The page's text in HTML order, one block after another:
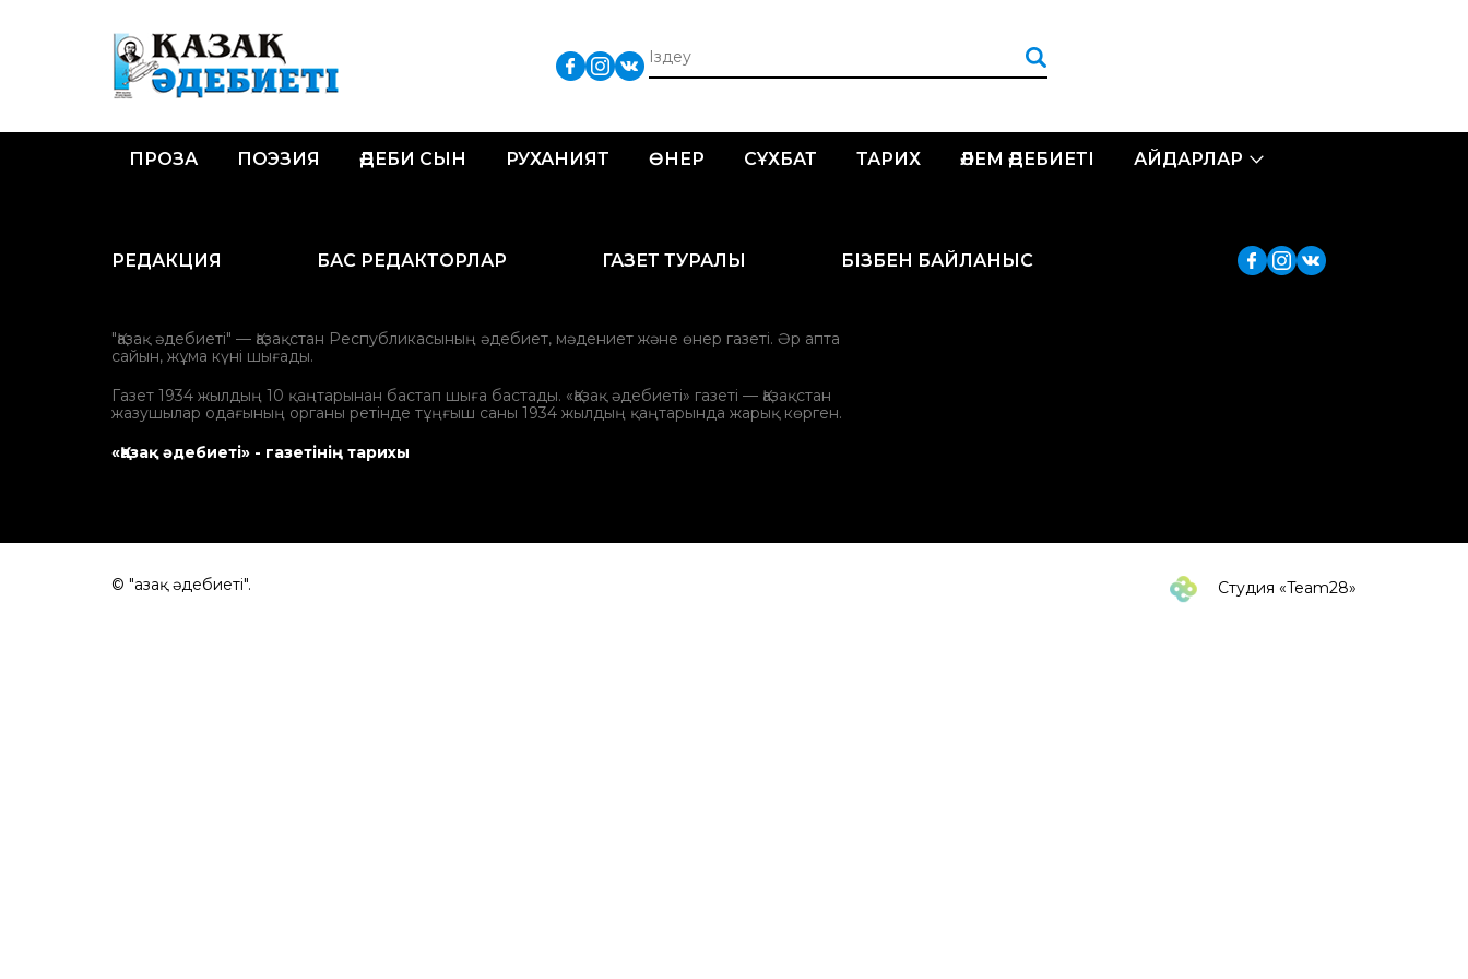
ПРОЗА ПОЭЗИЯ ӘДЕБИ СЫН РУХАНИЯТ ӨНЕР СҰХБАТ ТАРИХ ӘЛЕМ ӘДЕБИЕТІ АЙДАРЛАР
РЕДАКЦИЯ БАС РЕДАКТОРЛАР ГАЗЕТ ТУРАЛЫ БІЗБЕН БАЙЛАНЫС
"Қазақ әдебиеті" — Қазақстан Республикасының әдебиет, мәдениет және өнер газеті. Әр апта
сайын, жұма күні шығады.
Газет 1934 жылдың 10 қаңтарынан бастап шыға бастады. «Қазақ әдебиеті» газеті — Қазақстан
жазушылар одағының органы ретінде тұңғыш саны 1934 жылдың қаңтарында жарық көрген.
«Қазақ әдебиеті» - газетінің тарихы
© "Қазақ әдебиеті". Студия «Team28»